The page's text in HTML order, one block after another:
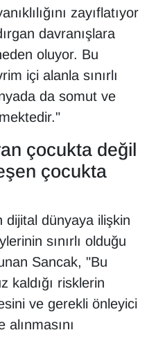
zayıflatıyor
davranışlara
oluyor. Bu
içi alanla sınırlı
da somut ve
çocukta değil
çocukta
dijital dünyaya ilişkin
sınırlı olduğu
Sancak, "Bu
kaldığı risklerin
ve gerekli önleyici